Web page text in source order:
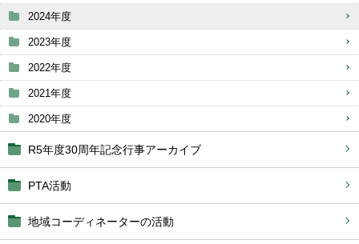
2024年度
2023年度
2022年度
2021年度
2020年度
R5年度30周年記念行事アーカイブ
PTA活動
地域コーディネーターの活動